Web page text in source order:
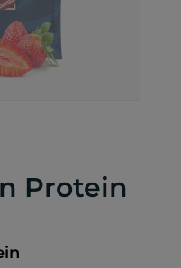
Protein